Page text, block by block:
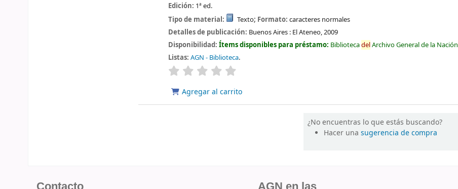
Edición: 1ª ed.
Tipo de material:
Texto; Formato: caracteres normales
Detalles de publicación: Buenos Aires : El Ateneo,2009
Disponibilidad:Ítems disponibles para préstamo: BibliotecadelArchivo General de la Nación
Listas: AGN - Biblioteca.
valoración
Agregar al carrito
¿No encuentras lo que estás buscando?
Hacer unasugerencia de compra
Contacto AGN en las